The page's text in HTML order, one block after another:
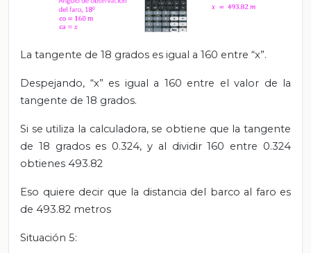
La tangente de 18 grados es igual a 160 entre “x”.
Despejando, “x” es igual a 160 entre el valor de la
tangente de 18 grados.
Si se utiliza la calculadora, se obtiene que la tangente
de 18 grados es 0.324, y al dividir 160 entre 0.324
obtienes 493.82
Eso quiere decir que la distancia del barco al faro es
de 493.82 metros
Situación 5: